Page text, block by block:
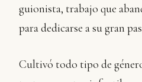
guionista, trabajo que
para dedicarse a su gran
Cultivó todo tipo de